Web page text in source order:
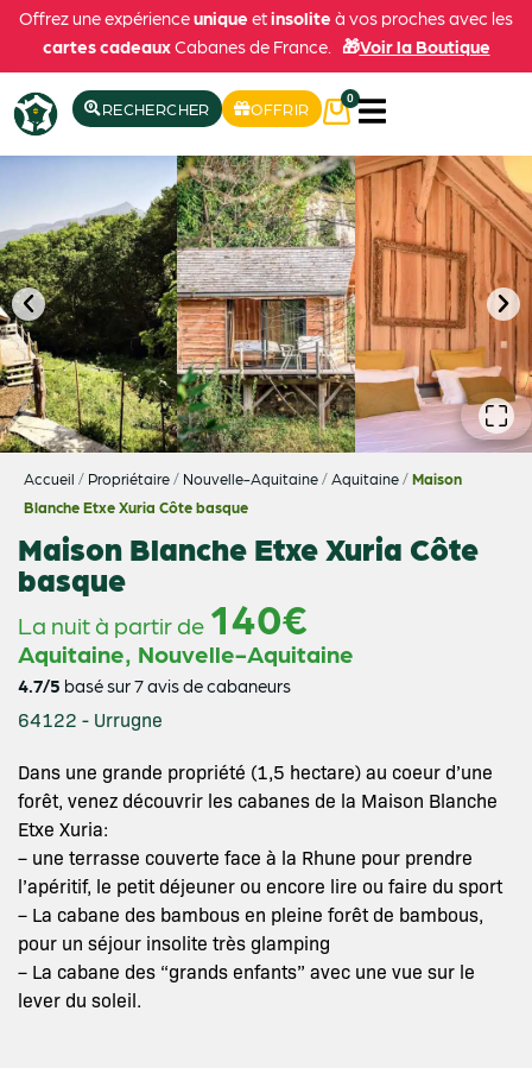
Offrez une expérienceunique etinsolite à vos proches avec les
cartes cadeauxCabanes de France. 🎁Voir la Boutique
RECHERCHER OFFRIR
0
Accueil / Propriétaire/ Nouvelle-Aquitaine/Aquitaine/Maison
Blanche Etxe Xuria Côte basque
Maison Blanche Etxe Xuria Côte
basque
La nuit à partir de 140€
Aquitaine, Nouvelle-Aquitaine
4.7/5 basé sur 7 avis de cabaneurs
64122 - Urrugne
Dans une grande propriété (1,5 hectare) au coeur d’une
forêt, venez découvrir les cabanes de la Maison Blanche
Etxe Xuria:
– une terrasse couverte face à la Rhune pour prendre
l’apéritif, le petit déjeuner ou encore lire ou faire du sport
– La cabane des bambous en pleine forêt de bambous,
pour un séjour insolite très glamping
– La cabane des “grands enfants” avec une vue sur le
lever du soleil.